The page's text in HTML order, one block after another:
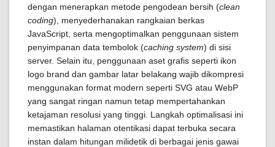
dengan menerapkan metode pengodean bersih (clean
coding), menyederhanakan rangkaian berkas
JavaScript, serta mengoptimalkan penggunaan sistem
penyimpanan data tembolok (caching system) di sisi
server. Selain itu, penggunaan aset grafis seperti ikon
logo brand dan gambar latar belakang wajib dikompresi
menggunakan format modern seperti SVG atau WebP
yang sangat ringan namun tetap mempertahankan
ketajaman resolusi yang tinggi. Langkah optimalisasi ini
memastikan halaman otentikasi dapat terbuka secara
instan dalam hitungan milidetik di berbagai jenis gawai